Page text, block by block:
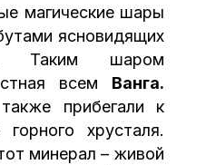
магические шары
ясновидящих
Таким шаром
всем Ванга.
также прибегали к
хрусталя.
минерал – живой